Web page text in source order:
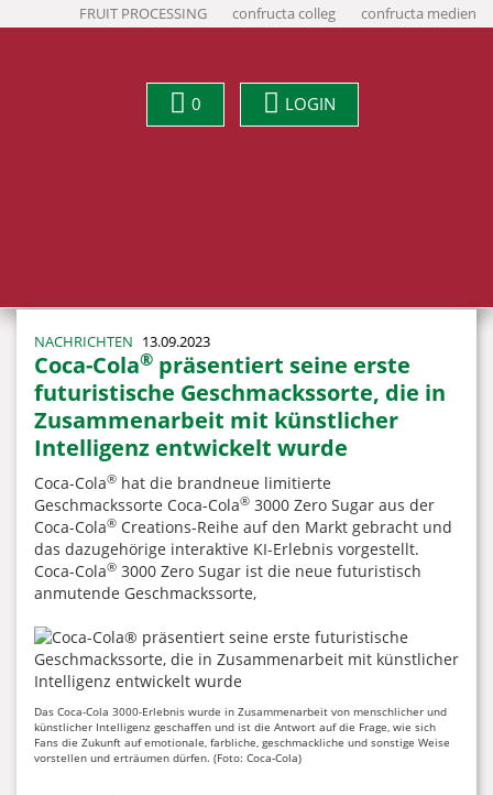
FRUIT PROCESSING confructa colleg confructa medien
0 LOGIN
NACHRICHTEN 13.09.2023
Coca-Cola® präsentiert seine erste
futuristische Geschmackssorte, die in
Zusammenarbeit mit künstlicher
Intelligenz entwickelt wurde
Coca-Cola® hat die brandneue limitierte
Geschmackssorte Coca-Cola® 3000 Zero Sugar aus der
Coca-Cola® Creations-Reihe auf den Markt gebracht und
das dazugehörige interaktive KI-Erlebnis vorgestellt.
Coca-Cola® 3000 Zero Sugar ist die neue futuristisch
anmutende Geschmackssorte,
Das Coca-Cola 3000-Erlebnis wurde in Zusammenarbeit von menschlicher und
künstlicher Intelligenz geschaffen und ist die Antwort auf die Frage, wie sich
Fans die Zukunft auf emotionale, farbliche, geschmackliche und sonstige Weise
vorstellen und erträumen dürfen. (Foto: Coca-Cola)